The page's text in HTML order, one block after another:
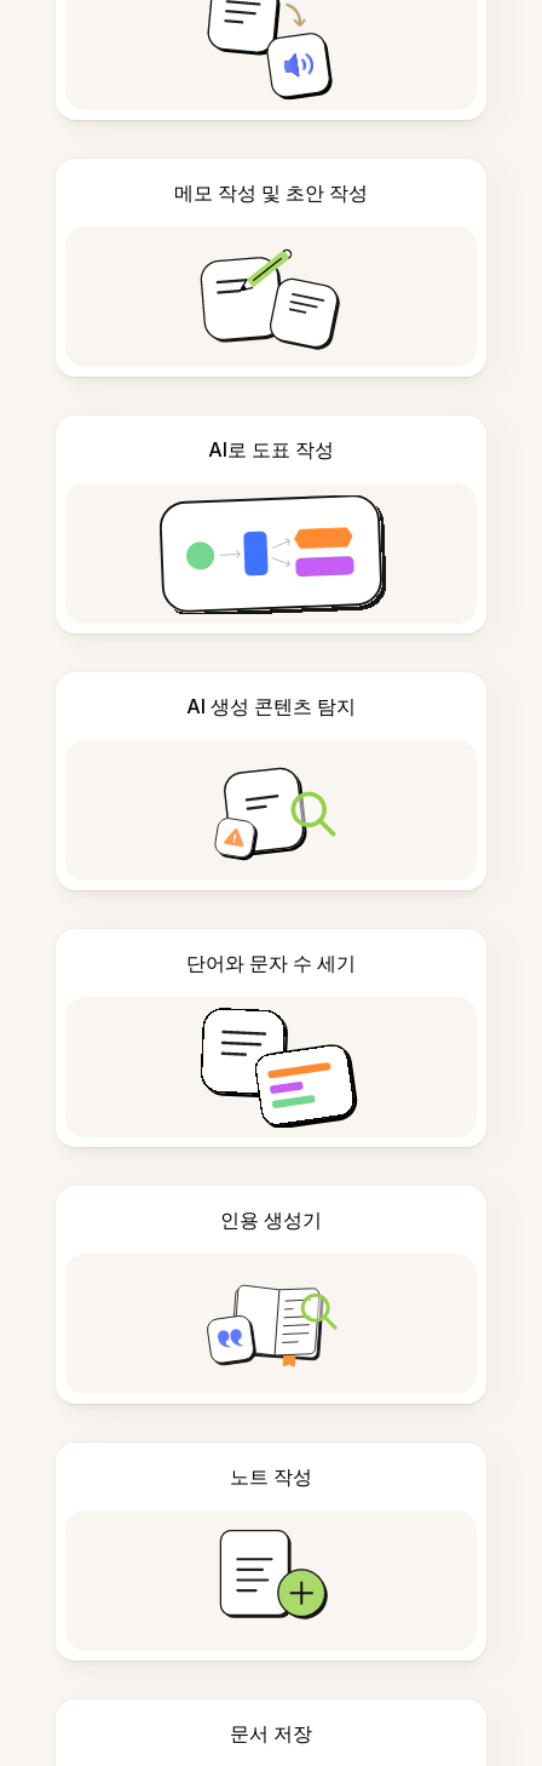
메모 작성 및 초안 작성
AI로 도표 작성
AI 생성 콘텐츠 탐지
단어와 문자 수 세기
인용 생성기
노트 작성
문서 저장